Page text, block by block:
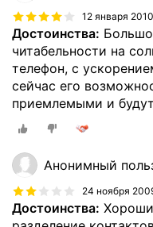
12 января 2010
Достоинства:
читабельности на
телефон, с
сейчас его
приемлемыми и будут
Анонимный
24 ноября
Достоинства: